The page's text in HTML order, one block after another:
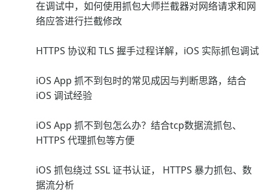
在调试中，如何使用抓包大师拦截器对网络请求和网
络应答进行拦截修改
HTTPS 协议和 TLS 握手过程详解，iOS 实际抓包调试
iOS App 抓不到包时的常见成因与判断思路，结合
iOS 调试经验
iOS App 抓不到包怎么办？结合tcp数据流抓包、
HTTPS 代理抓包等方便
iOS 抓包绕过 SSL 证书认证， HTTPS 暴力抓包、数
据流分析